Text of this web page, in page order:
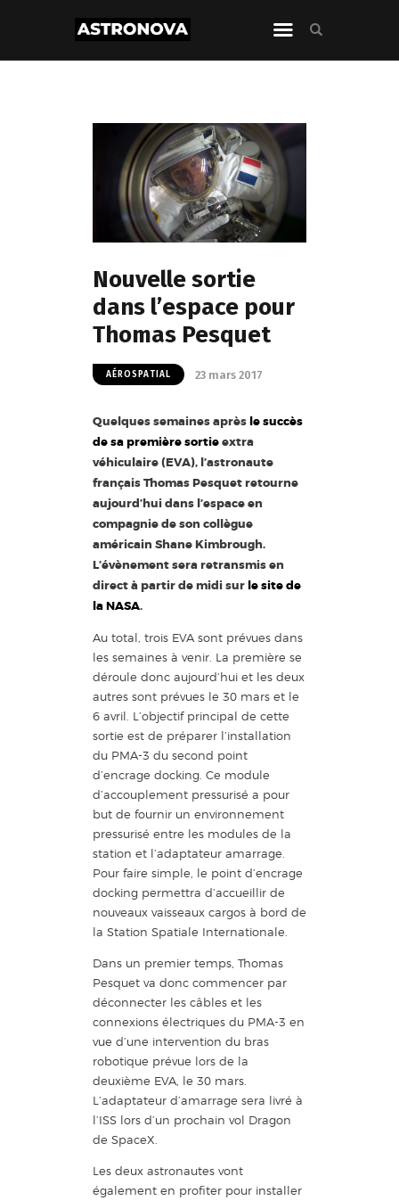
Nouvelle sortie
dans l’espace pour
Thomas Pesquet
AÉROSPATIAL 23 mars 2017
Quelques semaines après le succès
de sa première sortieextra
véhiculaire (EVA), l’astronaute
français Thomas Pesquet retourne
aujourd’hui dans l’espace en
compagnie de son collègue
américain Shane Kimbrough.
L’évènement sera retransmis en
direct à partir de midi sur le site de
la NASA.
Au total, trois EVA sont prévues dans
les semaines à venir. La première se
déroule donc aujourd’hui et les deux
autres sont prévues le 30 mars et le
6 avril. L’objectif principal de cette
sortie est de préparer l’installation
du PMA-3 du second point
d’encrage docking. Ce module
d’accouplement pressurisé a pour
but de fournir un environnement
pressurisé entre les modules de la
station et l’adaptateur amarrage.
Pour faire simple, le point d’encrage
docking permettra d’accueillir de
nouveaux vaisseaux cargos à bord de
la Station Spatiale Internationale.
Dans un premier temps, Thomas
Pesquet va donc commencer par
déconnecter les câbles et les
connexions électriques du PMA-3 en
vue d’une intervention du bras
robotique prévue lors de la
deuxième EVA, le 30 mars.
L’adaptateur d’amarrage sera livré à
l’ISS lors d’un prochain vol Dragon
de SpaceX.
Les deux astronautes vont
également en profiter pour installer